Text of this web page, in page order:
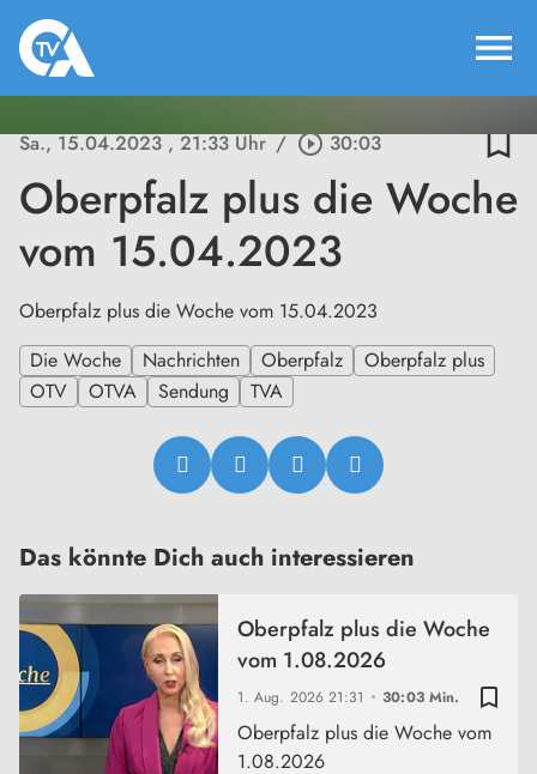
menu
Sa., 15.04.2023, 21:33 Uhr / play_circle_outline30:03 bookmark_border
Oberpfalz plus die Woche
vom 15.04.2023
Oberpfalz plus die Woche vom 15.04.2023
Die Woche
Nachrichten Oberpfalz
Oberpfalz plus
OTV
OTVA Sendung TVA
Das könnte Dich auch interessieren
bookmark_border
1. Aug. 202621:31 30:03 Min.
Oberpfalz plus die Woche
vom 1.08.2026
Oberpfalz plus die Woche vom
1.08.2026